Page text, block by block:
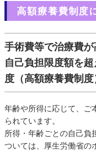
高額療養費制度
手術費等で治療費
自己負担限度額を
度（高額療養費制度
年齢や所得に応じて、ご
られています。
所得・年齢ごとの自己負
ついては、厚生労働省の